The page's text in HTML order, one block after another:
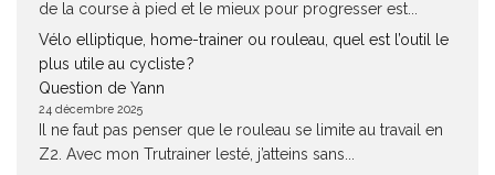
de la course à pied et le mieux pour progresser est...
Vélo elliptique, home-trainer ou rouleau, quel est l’outil le
plus utile au cycliste ?
Question de Yann
24 décembre 2025
Il ne faut pas penser que le rouleau se limite au travail en
Z2. Avec mon Trutrainer lesté, j’atteins sans...